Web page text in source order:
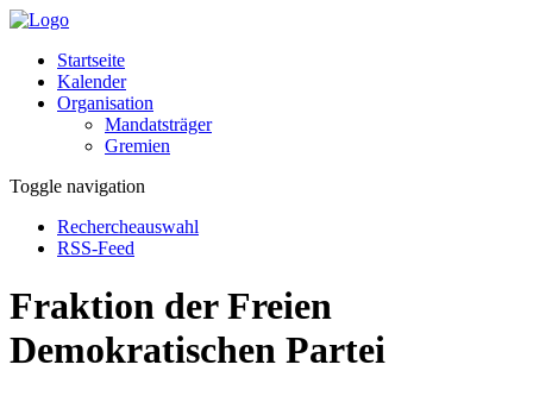
Startseite
Kalender
Organisation
Mandatsträger
Gremien
Toggle navigation
Rechercheauswahl
RSS-Feed
Fraktion der Freien
Demokratischen Partei